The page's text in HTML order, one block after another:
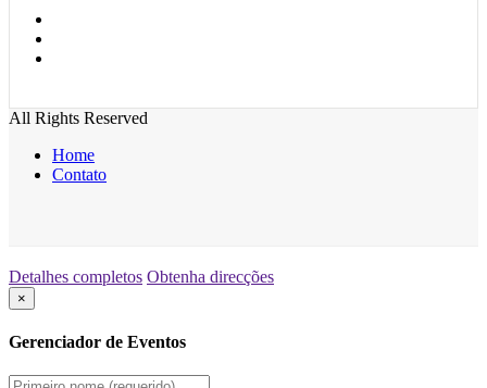
All Rights Reserved
Home
Contato
Detalhes completos Obtenha direcções
×
Gerenciador de Eventos